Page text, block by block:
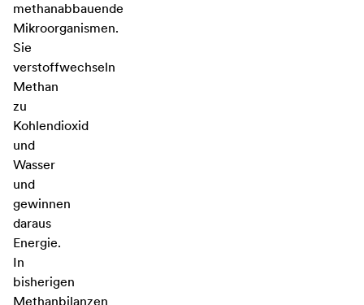
methanabbauende
Mikroorganismen.
Sie
verstoffwechseln
Methan
zu
Kohlendioxid
und
Wasser
und
gewinnen
daraus
Energie.
In
bisherigen
Methanbilanzen